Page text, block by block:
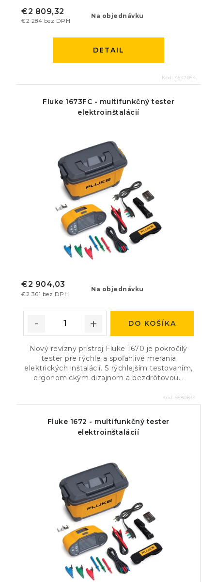
Na objednávku
€2 284 bez DPH
€2 809,32
DETAIL
Kód: 4547054
Fluke 1673FC - multifunkčný tester
elektroinštalácií
Na objednávku
€2 361 bez DPH
€2 904,03
DO KOŠÍKA
Nový revízny prístroj Fluke 1670 je pokročilý
tester pre rýchle a spoľahlivé merania
elektrických inštalácií. S rýchlejším testovaním,
ergonomickým dizajnom a bezdrôtovou...
Kód: 5580834
Fluke 1672 - multifunkčný tester
elektroinštalácií